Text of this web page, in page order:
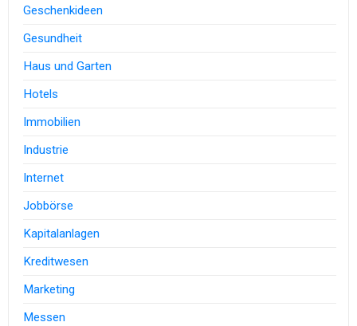
Geschenkideen
Gesundheit
Haus und Garten
Hotels
Immobilien
Industrie
Internet
Jobbörse
Kapitalanlagen
Kreditwesen
Marketing
Messen